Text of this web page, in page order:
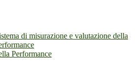
di misurazione e valutazione della
Performance